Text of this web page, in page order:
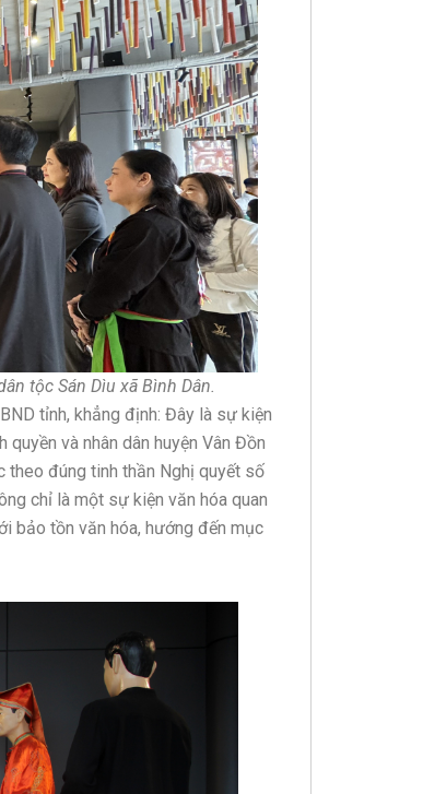
tộc Sán Dìu xã Bình Dân.
tỉnh, khẳng định: Đây là sự kiện
và nhân dân huyện Vân Đồn
theo đúng tinh thần Nghị quyết số
chỉ là một sự kiện văn hóa quan
bảo tồn văn hóa, hướng đến mục